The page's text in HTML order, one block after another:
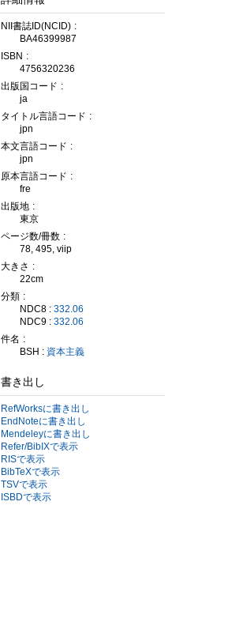
NII書誌ID(NCID)
BA46399987
ISBN
4756320236
出版国コード
ja
タイトル言語コード
jpn
本文言語コード
jpn
原本言語コード
fre
出版地
東京
ページ数/冊数
78, 495, viip
大きさ
22cm
分類
NDC8 : 332.06
NDC9 : 332.06
件名
BSH : 資本主義
書き出し
RefWorksに書き出し
EndNoteに書き出し
Mendeleyに書き出し
Refer/BibIXで表示
RISで表示
BibTeXで表示
TSVで表示
ISBDで表示